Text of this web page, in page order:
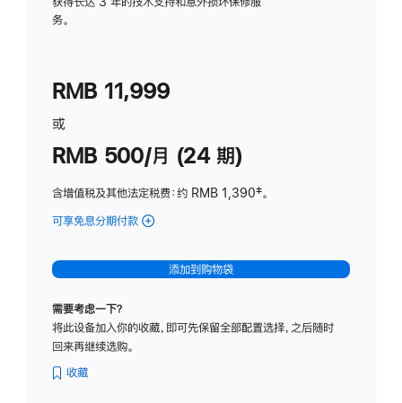
务。
RMB 11,999
或
RMB 500/月 (24 期)
含增值税及其他法定税费：约 RMB 1,390脚
‡。
可享免息分期付款 (Studio
-
标
璃
添加到购物袋
需要考虑一下？
将此设备加入你的收藏，即可先保留全部配置选择，之后随时
回来再继续选购。
收藏